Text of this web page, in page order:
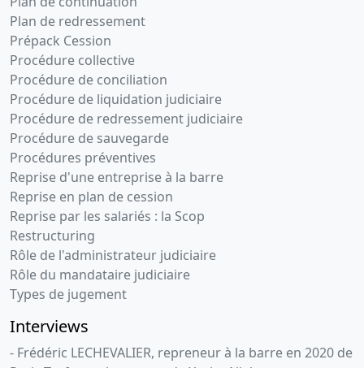
Plan de redressement
Prépack Cession
Procédure collective
Procédure de conciliation
Procédure de liquidation judiciaire
Procédure de redressement judiciaire
Procédure de sauvegarde
Procédures préventives
Reprise d'une entreprise à la barre
Reprise en plan de cession
Reprise par les salariés : la Scop
Restructuring
Rôle de l'administrateur judiciaire
Rôle du mandataire judiciaire
Types de jugement
Interviews
- Frédéric LECHEVALIER, repreneur à la barre en 2020 de